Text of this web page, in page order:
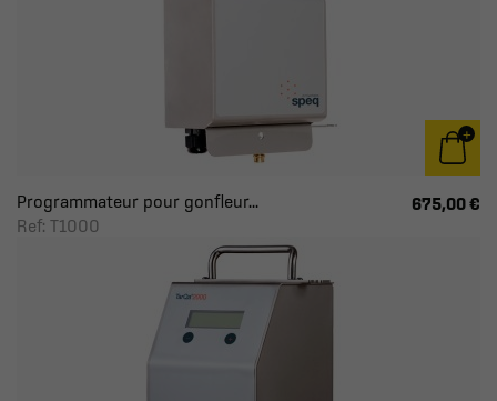
Programmateur pour gonfleur...
Ref: T1000
675,00 €